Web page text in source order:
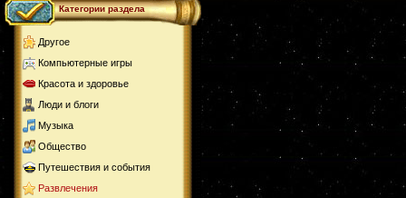
Категории раздела
Другое
Компьютерные игры
Красота и здоровье
Люди и блоги
Музыка
Общество
Путешествия и события
Развлечения